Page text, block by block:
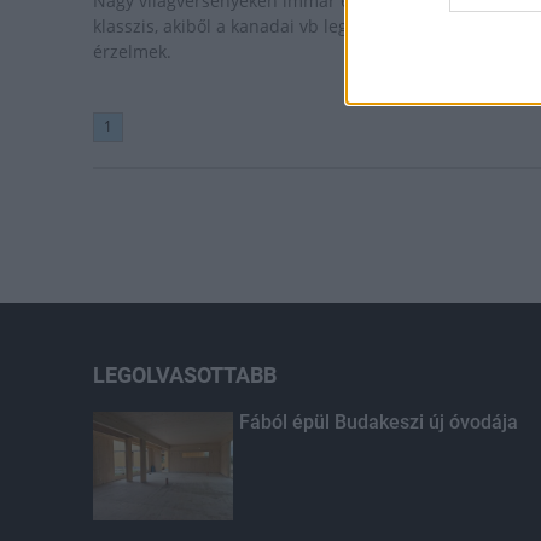
klasszis, akiből a kanadai vb legvégén törhettek ki az
érzelmek.
1
LEGOLVASOTTABB
Fából épül Budakeszi új óvodája